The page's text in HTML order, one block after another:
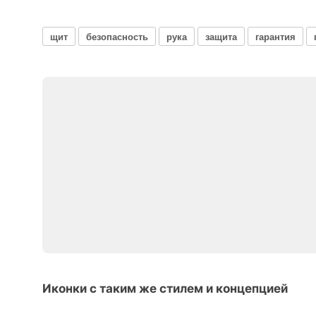
щит безопасность рука защита гарантия
Иконки с таким же стилем и концепцией